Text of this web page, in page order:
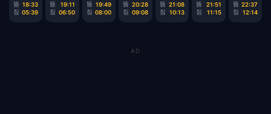
뜸 18:33
짐 05:39
뜸
19:11
짐 06:50
뜸 19:49
짐 08:00
뜸 20:28
짐 09:08
뜸 21:08
짐
10:13
뜸
21:51
짐
11:15
뜸 22:37
짐
12:14
AD